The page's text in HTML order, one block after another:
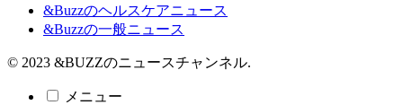
&Buzzのヘルスケアニュース
&Buzzの一般ニュース
© 2023 &BUZZのニュースチャンネル.
メニュー